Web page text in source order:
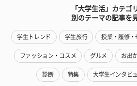
「大学生活」カテゴ
別のテーマの記事を
学生トレンド 学生旅行 授業・履修・
ファッション・コスメ グルメ お出
診断 特集 大学生インタビ